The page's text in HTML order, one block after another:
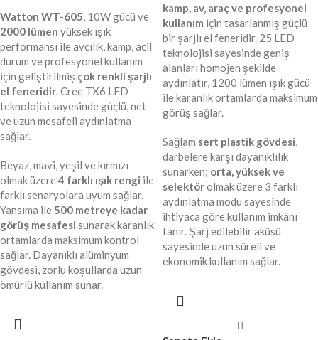
Watton WT-605, 10W gücü ve
2000 lümen yüksek ışık
performansı ile avcılık, kamp, acil
durum ve profesyonel kullanım
için geliştirilmiş çok renkli şarjlı
el feneridir. Cree TX6 LED
teknolojisi sayesinde güçlü, net
ve uzun mesafeli aydınlatma
sağlar.
Beyaz, mavi, yeşil ve kırmızı
olmak üzere4 farklı ışık rengi ile
farklı senaryolara uyum sağlar.
Yansıma ile 500 metreye kadar
görüş mesafesi sunarak karanlık
ortamlarda maksimum kontrol
sağlar. Dayanıklı alüminyum
gövdesi, zorlu koşullarda uzun
ömürlü kullanım sunar.
kamp, av, araç ve profesyonel
kullanım için tasarlanmış güçlü
bir şarjlı el feneridir. 25 LED
teknolojisi sayesinde geniş
alanları homojen şekilde
aydınlatır, 1200 lümen ışık gücü
ile karanlık ortamlarda maksimum
görüş sağlar.
Sağlam sert plastik gövdesi,
darbelere karşı dayanıklılık
sunarken; orta, yüksek ve
selektörolmak üzere 3 farklı
aydınlatma modu sayesinde
ihtiyaca göre kullanım imkânı
tanır. Şarj edilebilir aküsü
sayesinde uzun süreli ve
ekonomik kullanım sağlar.